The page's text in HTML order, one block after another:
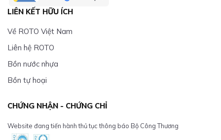
LIÊN KẾT HỮU ÍCH
Về ROTO Việt Nam
Liên hệ ROTO
Bồn nước nhựa
Bồn tự hoại
CHỨNG NHẬN - CHỨNG CHỈ
Website đang tiến hành thủ tục thông báo Bộ Công Thương